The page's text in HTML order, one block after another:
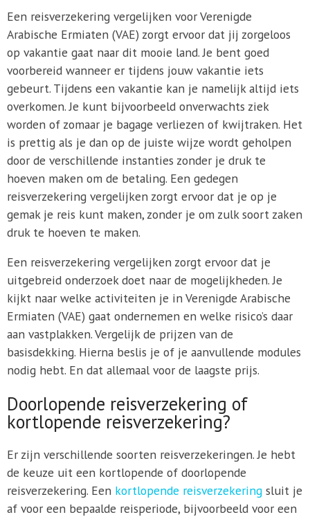
Een reisverzekering vergelijken voor Verenigde
Arabische Ermiaten (VAE) zorgt ervoor dat jij zorgeloos
op vakantie gaat naar dit mooie land. Je bent goed
voorbereid wanneer er tijdens jouw vakantie iets
gebeurt. Tijdens een vakantie kan je namelijk altijd iets
overkomen. Je kunt bijvoorbeeld onverwachts ziek
worden of zomaar je bagage verliezen of kwijtraken. Het
is prettig als je dan op de juiste wijze wordt geholpen
door de verschillende instanties zonder je druk te
hoeven maken om de betaling. Een gedegen
reisverzekering vergelijken zorgt ervoor dat je op je
gemak je reis kunt maken, zonder je om zulk soort zaken
druk te hoeven te maken.
Een reisverzekering vergelijken zorgt ervoor dat je
uitgebreid onderzoek doet naar de mogelijkheden. Je
kijkt naar welke activiteiten je in Verenigde Arabische
Ermiaten (VAE) gaat ondernemen en welke risico’s daar
aan vastplakken. Vergelijk de prijzen van de
basisdekking. Hierna beslis je of je aanvullende modules
nodig hebt. En dat allemaal voor de laagste prijs.
Doorlopende reisverzekering of
kortlopende reisverzekering?
Er zijn verschillende soorten reisverzekeringen. Je hebt
de keuze uit een kortlopende of doorlopende
reisverzekering. Een kortlopende reisverzekeringsluit je
af voor een bepaalde reisperiode, bijvoorbeeld voor een